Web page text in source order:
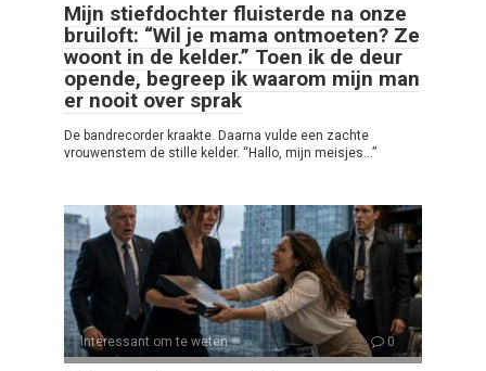
Mijn stiefdochter fluisterde na onze
bruiloft: “Wil je mama ontmoeten? Ze
woont in de kelder.” Toen ik de deur
opende, begreep ik waarom mijn man
er nooit over sprak
De bandrecorder kraakte. Daarna vulde een zachte
vrouwenstem de stille kelder. “Hallo, mijn meisjes…”
Interessant om te weten 0